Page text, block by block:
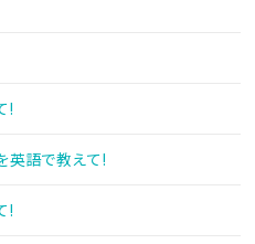
!
英語で教えて!
!